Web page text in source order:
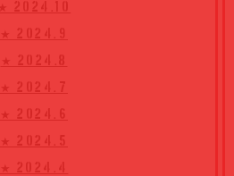
★ 2024.10
★ 2024.9
★ 2024.8
★ 2024.7
★ 2024.6
★ 2024.5
★ 2024.4